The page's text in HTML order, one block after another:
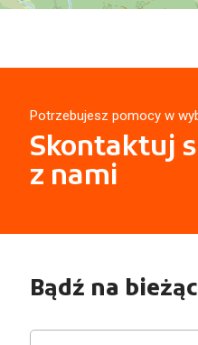
Potrzebujesz pomocy w
Skontaktuj
z nami
Bądź na